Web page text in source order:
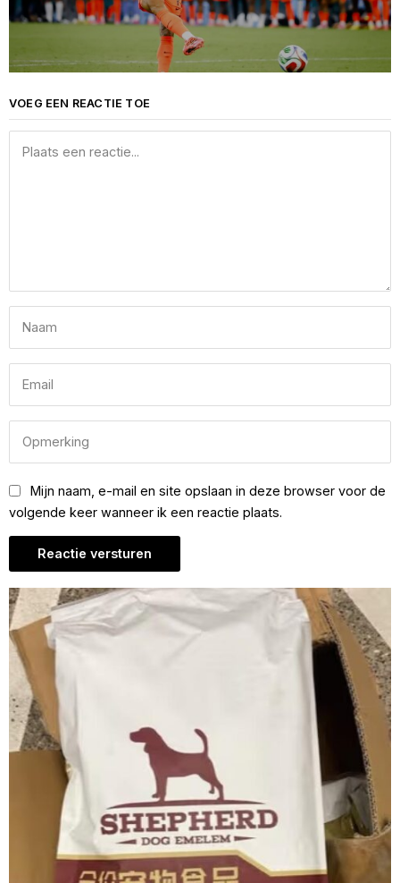
VOEG EEN REACTIE TOE
Mijn naam, e-mail en site opslaan in deze browser voor de
volgende keer wanneer ik een reactie plaats.